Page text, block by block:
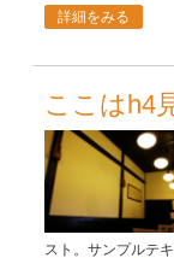
詳細をみる
ここはh4
スト。サンプルテ